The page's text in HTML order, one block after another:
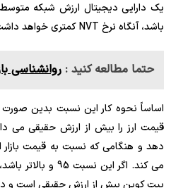
یک دارایی دیجیتال ارزش شبکه
باشد، آنگاه نرخ NVT کمتری خواهد داشت.
حتما مطالعه کنید : روانشناسی
اساساً نحوه کار این نسبت بدین
قیمت ارز را بیش از ارزش حقیقی می
دهد و هنگامی که نسبت به قیمت بازار
می کند. اگر این
بیت کوین بیش از ارزش حقیقی است و